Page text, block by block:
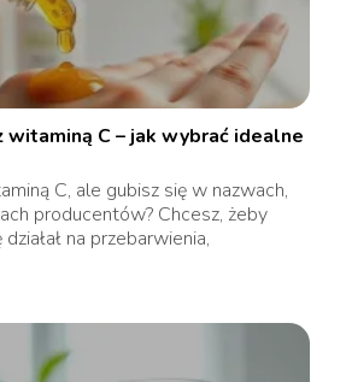
witaminą C – jak wybrać idealne
C, ale gubisz się w nazwach,
producentów? Chcesz, żeby
na przebarwienia,